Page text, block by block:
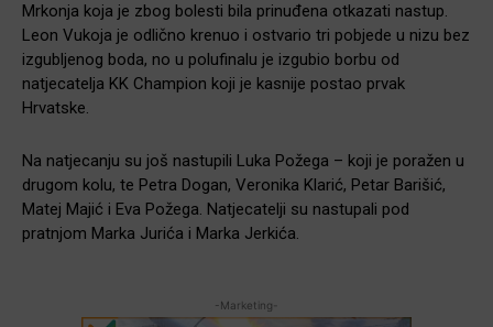
Mrkonja koja je zbog bolesti bila prinuđena otkazati nastup.
Leon Vukoja je odlično krenuo i ostvario tri pobjede u nizu bez
izgubljenog boda, no u polufinalu je izgubio borbu od
natjecatelja KK Champion koji je kasnije postao prvak
Hrvatske.
Na natjecanju su još nastupili Luka Požega – koji je poražen u
drugom kolu, te Petra Dogan, Veronika Klarić, Petar Barišić,
Matej Majić i Eva Požega. Natjecatelji su nastupali pod
pratnjom Marka Jurića i Marka Jerkića.
-Marketing-